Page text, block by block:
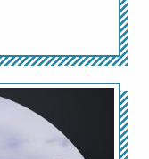
Audio-
Player